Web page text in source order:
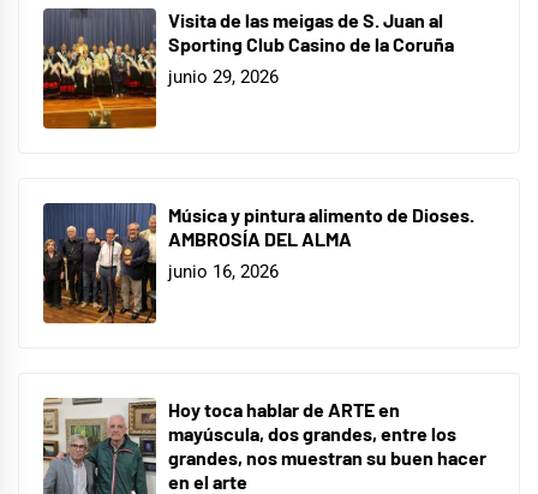
Visita de las meigas de S. Juan al
Sporting Club Casino de la Coruña
junio 29, 2026
Música y pintura alimento de Dioses.
AMBROSÍA DEL ALMA
junio 16, 2026
Hoy toca hablar de ARTE en
mayúscula, dos grandes, entre los
grandes, nos muestran su buen hacer
en el arte